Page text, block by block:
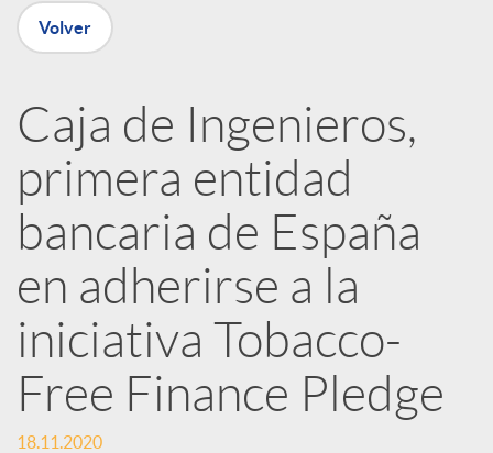
u
b
l
i
c
a
Volver
Caja de Ingenieros,
primera entidad
bancaria de España
en adherirse a la
iniciativa Tobacco-
Free Finance Pledge
18.11.2020